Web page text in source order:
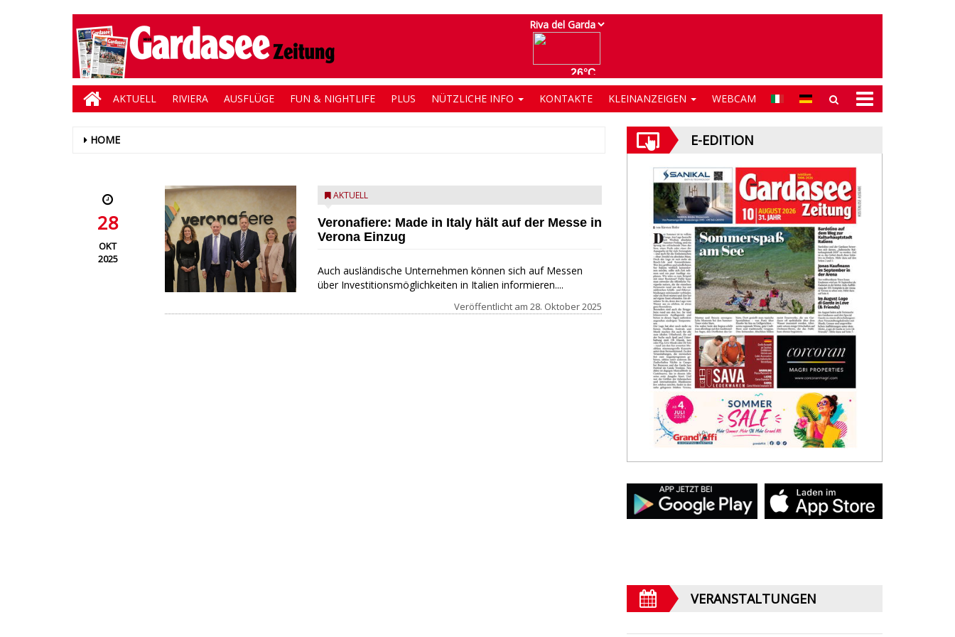
AKTUELL RIVIERA AUSFLÜGE FUN & NIGHTLIFE PLUS NÜTZLICHE INFO KONTAKTE KLEINANZEIGEN WEBCAM
HOME
28
OKT
2025
AKTUELL
Veronafiere: Made in Italy hält auf der Messe in
Verona Einzug
Auch ausländische Unternehmen können sich auf Messen
über Investitionsmöglichkeiten in Italien informieren....
Veröffentlicht am 28. Oktober 2025
E-EDITION
VERANSTALTUNGEN